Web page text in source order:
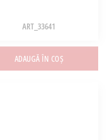
ART_33641
ADAUGĂ ÎN COȘ